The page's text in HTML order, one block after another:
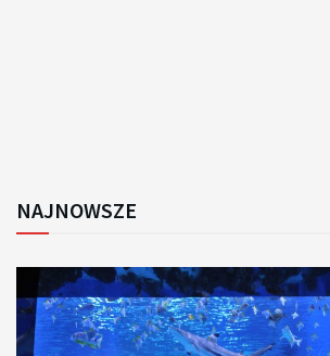
NAJNOWSZE